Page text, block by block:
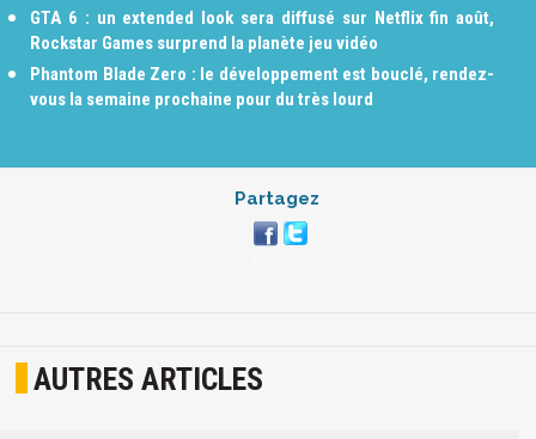
GTA 6 : un extended look sera diffusé sur Netflix fin août,
Rockstar Games surprend la planète jeu vidéo
Phantom Blade Zero : le développement est bouclé, rendez-
vous la semaine prochaine pour du très lourd
Partagez
AUTRES ARTICLES